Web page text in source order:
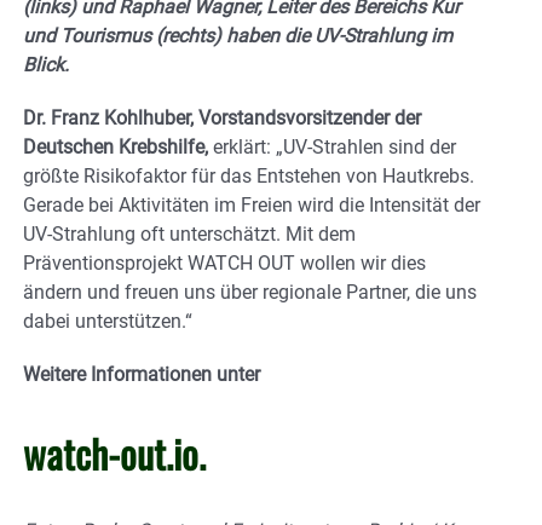
(links) und Raphael Wagner, Leiter des Bereichs Kur
und Tourismus (rechts) haben die UV-Strahlung im
Blick.
Dr. Franz Kohlhuber, Vorstandsvorsitzender der
Deutschen Krebshilfe, erklärt: „UV-Strahlen sind der
größte Risikofaktor für das Entstehen von Hautkrebs.
Gerade bei Aktivitäten im Freien wird die Intensität der
UV-Strahlung oft unterschätzt. Mit dem
Präventionsprojekt WATCH OUT wollen wir dies
ändern und freuen uns über regionale Partner, die uns
dabei unterstützen.“
Weitere Informationen unter
watch-out.io.